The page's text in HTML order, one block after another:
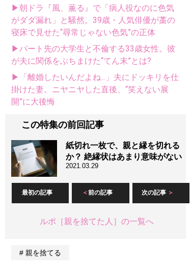
▶朝ドラ『風、薫る』で「病人役なのに色気
がダダ漏れ」と騒然。39歳・人気俳優が藁の
寝床で見せた“尋常じゃない色気”の正体
▶パート先の大学生と不倫する33歳女性。彼
が夫に関係をぶちまけた“てん末”とは?
▶「離婚したいんだよね...」夫にドッキリを仕
掛けた妻。ニヤニヤした直後、“笑えない展
開”に大後悔
この特集の前回記事
紙切れ一枚で、親と縁を切れる
か？ 絶縁状はあまり意味がない
2021.03.29
最初の記事 前の記事 次の記事
ルポ［親を捨てた人］の一覧へ
親を捨てる